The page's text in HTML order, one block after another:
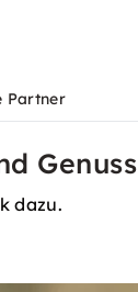
Partner
Genuss
dazu.